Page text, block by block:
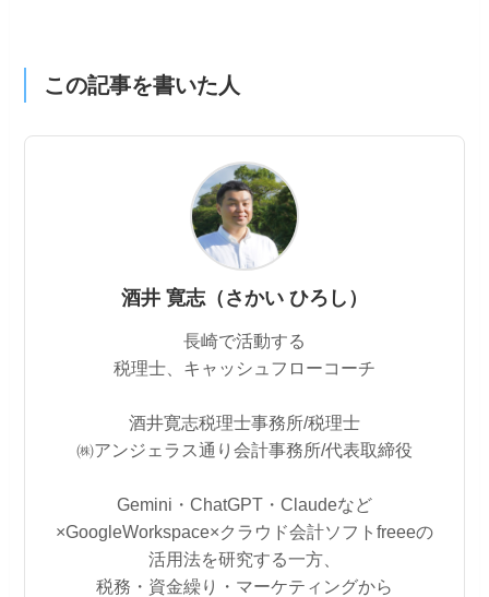
この記事を書いた人
酒井 寛志（さかい ひろし）
長崎で活動する
税理士、キャッシュフローコーチ
酒井寛志税理士事務所/税理士
㈱アンジェラス通り会計事務所/代表取締役
Gemini・ChatGPT・Claudeなど
×GoogleWorkspace×クラウド会計ソフトfreeeの
活用法を研究する一方、
税務・資金繰り・マーケティングから